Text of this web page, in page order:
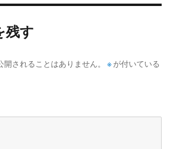
残す
されることはありません。 ※ が付いている